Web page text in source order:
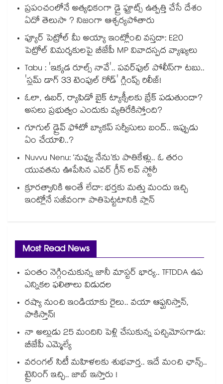
ప్రపంచంలోనే అత్యధికంగా డ్రై ఫ్రూట్స్ ఉత్పత్తి చేసే దేశం
ఏదో తెలుసా ? నిజంగా ఆశ్చర్యపోతారు
ప్యూర్ పెట్రోల్ మీ అయ్యా ఇంట్లోంచి వస్తదా: E20
పెట్రోల్ విమర్శకులపై బీజేపీ MP వివాదస్పద వ్యాఖ్యలు
Tabu : 'ఇక్కడ రూల్స్ నావే'.. పవర్‌ఫుల్ పోలీస్‌గా టబు..
'స్లమ్ డాగ్ 33 టెంపుల్ రోడ్' గ్లింప్స్ రిలీజ్!
ఓలా, ఉబర్, ర్యాపిడో బైక్ ట్యాక్సీలకు బ్రేక్ పడుతుందా?
అసలు ప్రభుత్వం ఎందుకు వ్యతిరేకిస్తోంది?
గూగుల్ డ్రైవ్ ఫోటో బ్యాకప్ సర్వీసులు బంద్.. ఇప్పుడు
ఏం చేయాలి..?
Nuvvu Nenu: ‘నువ్వు నేను’కు పాతికేళ్లు.. ఓ తరం
యువతను ఊపేసిన ఎవర్ గ్రీన్ లవ్ స్టోరీ
క్రూరత్వానికి అంతే లేదా: భర్తకు మత్తు మందు ఇచ్చి
ఇంట్లోనే సజీవంగా పాతిపెట్టటానికి ప్లాన్
Most Read News
పంతం నెగ్గించుకున్న జానీ మాస్టర్ భార్య.. TFTDDA ఉప
ఎన్నికల ఫలితాలు విడుదల
రష్యా నుంచి ఇండియాకు రైలు.. వయా ఆఫ్ఘనిస్తాన్,
పాకిస్తాన్!
నా అల్లుడు 25 మందిని పెళ్లి చేసుకున్న పచ్చిమోసగాడు:
బీజేపీ ఎమ్మెల్యే
వరంగల్ సిటీ మహిళలకు శుభవార్త.. ఇదే మంచి ఛాన్స్..
ట్రైనింగ్ ఇచ్చి.. జాబ్ ఇస్తారు !